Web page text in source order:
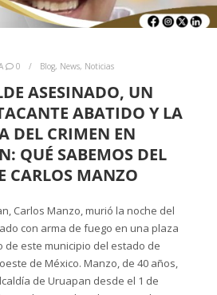
0 Blog, News, Noticias
ASESINADO, UN
ABATIDO Y LA
DEL CRIMEN EN
QUÉ SABEMOS DEL
CARLOS MANZO
Carlos Manzo, murió la noche del
con arma de fuego en una plaza
de este municipio del estado de
de México. Manzo, de 40 años,
de Uruapan desde el 1 de